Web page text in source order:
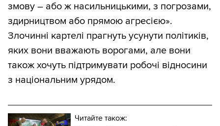
змову – або ж насильницькими, з погрозами,
здирництвом або прямою агресією».
Злочинні картелі прагнуть усунути політиків,
яких вони вважають ворогами, але вони
також хочуть підтримувати робочі відносини
з національним урядом.
Читайте також: